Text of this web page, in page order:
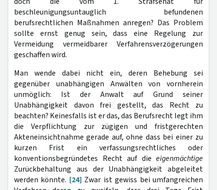
beschleunigungsuntauglich befundenen
berufsrechtlichen Maßnahmen anregen? Das Problem
sollte ernst genug sein, dass eine Regelung zur
Vermeidung vermeidbarer Verfahrensverzögerungen
geschaffen wird.
Man wende dabei nicht ein, deren Behebung sei
gegenüber unabhängigen Anwälten von vornherein
unmöglich: Ist der Anwalt auf Grund seiner
Unabhängigkeit davon frei gestellt, das Recht zu
beachten? Keinesfalls ist er das, das Berufsrecht legt ihm
die Verpflichtung zur zügigen und fristgerechten
Akteneinsichtnahme gerade auf, ohne dass bei einer zu
kurzen Frist ein verfassungsrechtliches oder
konventionsbegründetes Recht auf die eigenmächtige
Zurückbehaltung aus der Unabhängigkeit abgeleitet
werden könnte. [24] Zwar ist gewiss bei umfangreichen